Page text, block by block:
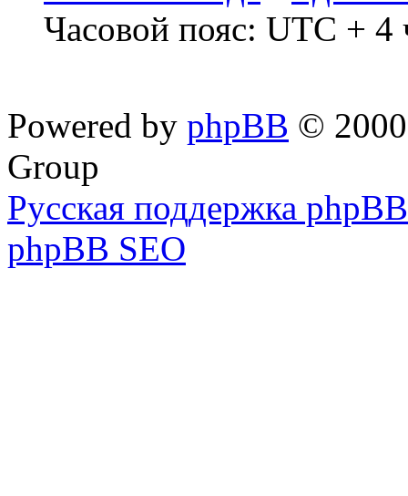
Часовой пояс: UTC + 4
Powered by phpBB ©
Group
Русская поддержка phpBB
phpBB SEO